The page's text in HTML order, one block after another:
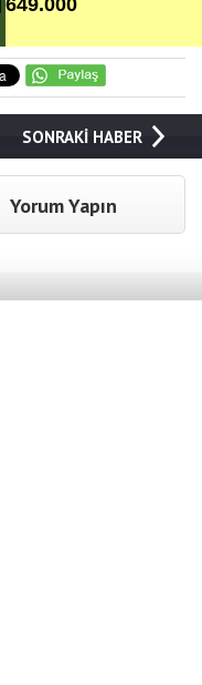
SONRAKİ HABER
Yorum Yapın